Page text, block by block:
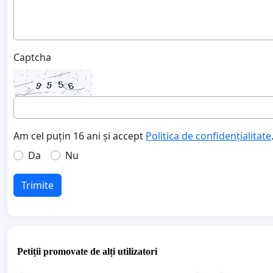
Captcha
Am cel puțin 16 ani și accept Politica de confidențialitate.
Da
Nu
Trimite
Petiții promovate de alți utilizatori